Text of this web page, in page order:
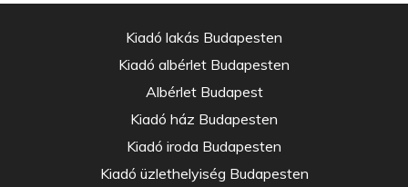
Kiadó lakás Budapesten
Kiadó albérlet Budapesten
Albérlet Budapest
Kiadó ház Budapesten
Kiadó iroda Budapesten
Kiadó üzlethelyiség Budapesten